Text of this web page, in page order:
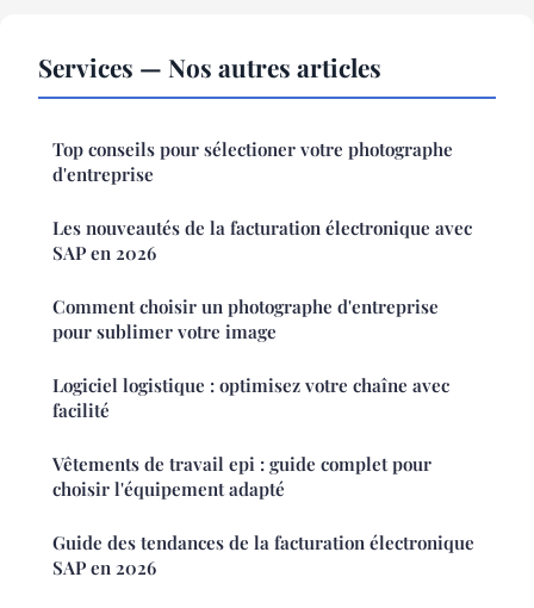
Services — Nos autres articles
Top conseils pour sélectioner votre photographe
d'entreprise
Les nouveautés de la facturation électronique avec
SAP en 2026
Comment choisir un photographe d'entreprise
pour sublimer votre image
Logiciel logistique : optimisez votre chaîne avec
facilité
Vêtements de travail epi : guide complet pour
choisir l'équipement adapté
Guide des tendances de la facturation électronique
SAP en 2026